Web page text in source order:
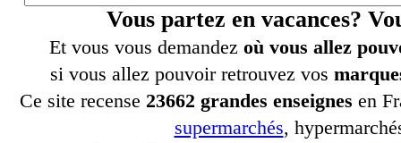
Vous partez en vacances?
Et vous vous demandez où vous allez
si vous allez pouvoir retrouvez vos
Ce site recense 23662 grandes enseignes en
supermarchés,